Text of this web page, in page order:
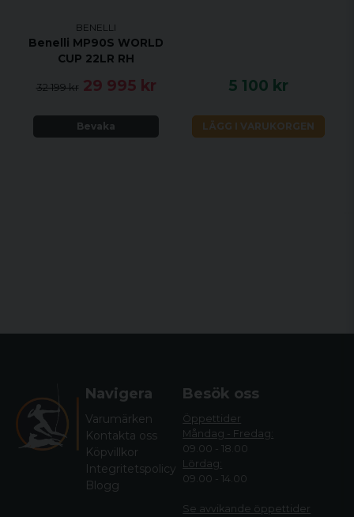
BENELLI
Benelli MP90S WORLD
CUP 22LR RH
32 199 kr 29 995 kr
Bevaka
5 100 kr
LÄGG I VARUKORGEN
Navigera
Varumärken
Kontakta oss
Köpvillkor
Integritetspolicy
Blogg
Besök oss
Öppettider
Måndag - Fredag:
09.00 - 18.00
Lördag:
09.00 - 14.00
Se avvikande öppettider